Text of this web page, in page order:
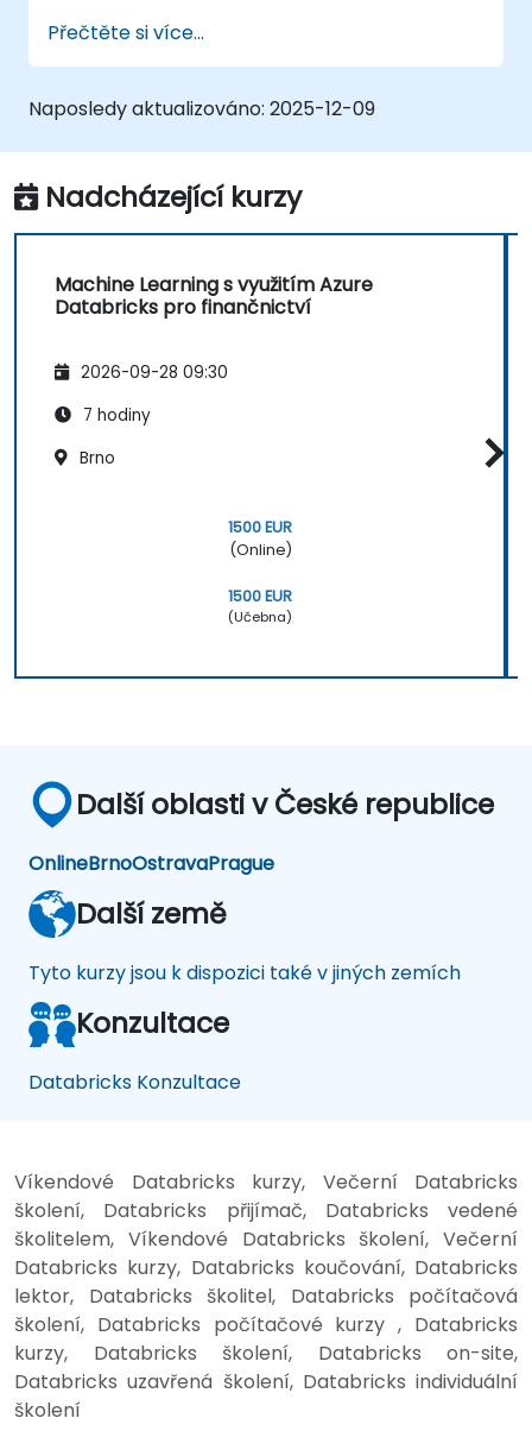
Přečtěte si více...
Naposledy aktualizováno: 2025-12-09
Nadcházející kurzy
Machine Learning s využitím Azure
Databricks pro finančnictví
2026-09-28 09:30
7 hodiny
Brno
1500 EUR
(Online)
1500 EUR
(Učebna)
Další oblasti v České republice
OnlineBrnoOstravaPrague
Další země
Tyto kurzy jsou k dispozici také v jiných zemích
Konzultace
Databricks Konzultace
Víkendové Databricks kurzy, Večerní Databricks
školení, Databricks přijímač, Databricks vedené
školitelem, Víkendové Databricks školení, Večerní
Databricks kurzy, Databricks koučování, Databricks
lektor, Databricks školitel, Databricks počítačová
školení, Databricks počítačové kurzy , Databricks
kurzy, Databricks školení, Databricks on-site,
Databricks uzavřená školení, Databricks individuální
školení